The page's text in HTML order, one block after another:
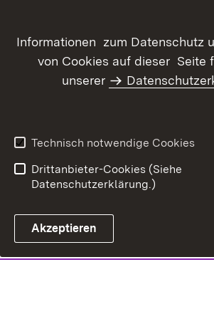
Informationen zum Datenschutz
von Cookies auf dieser Seite
unserer
Technisch notwendige Cookies
Drittanbieter-Cookies (Siehe
Datenschutzerklärung.)
Akzeptieren